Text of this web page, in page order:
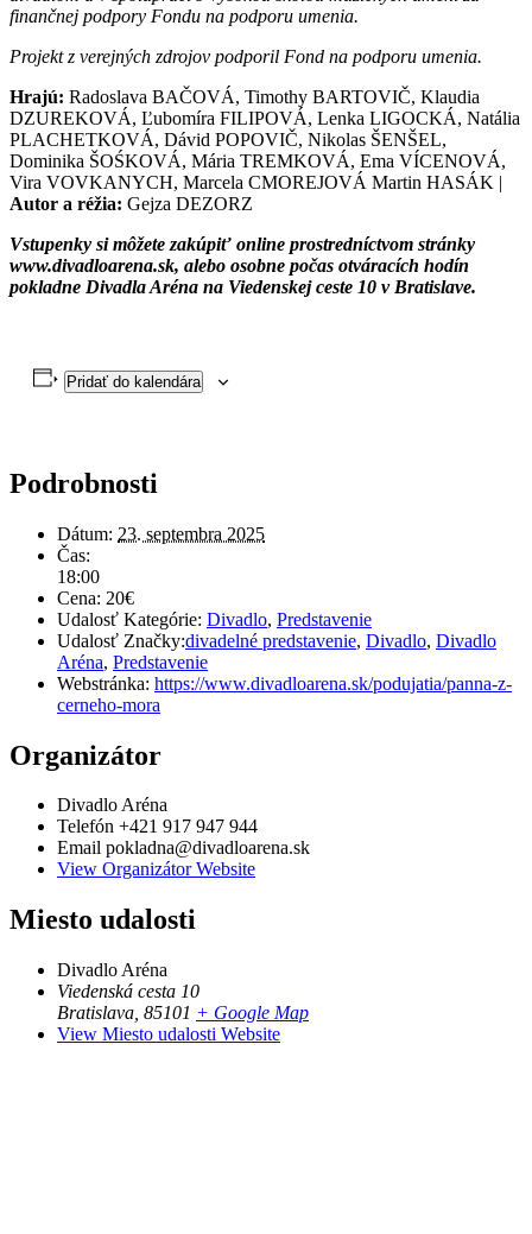
finančnej podpory Fondu na podporu umenia.
Projekt z verejných zdrojov podporil Fond na podporu umenia.
Hrajú: Radoslava BAČOVÁ, Timothy BARTOVIČ, Klaudia
DZUREKOVÁ, Ľubomíra FILIPOVÁ, Lenka LIGOCKÁ, Natália
PLACHETKOVÁ, Dávid POPOVIČ, Nikolas ŠENŠEL,
Dominika ŠOŚKOVÁ, Mária TREMKOVÁ, Ema VÍCENOVÁ,
Vira VOVKANYCH, Marcela CMOREJOVÁ Martin HASÁK |
Autor a réžia: Gejza DEZORZ
Vstupenky si môžete zakúpiť online prostredníctvom stránky
www.divadloarena.sk, alebo osobne počas otváracích hodín
pokladne Divadla Aréna na Viedenskej ceste 10 v Bratislave.
Pridať do kalendára
Podrobnosti
Dátum: 23. septembra 2025
Čas:
18:00
Cena: 20€
Udalosť Kategórie: Divadlo, Predstavenie
Udalosť Značky:divadelné predstavenie, Divadlo, Divadlo
Aréna, Predstavenie
Webstránka: https://www.divadloarena.sk/podujatia/panna-z-
cerneho-mora
Organizátor
Divadlo Aréna
Telefón +421 917 947 944
Email pokladna@divadloarena.sk
View Organizátor Website
Miesto udalosti
Divadlo Aréna
Viedenská cesta 10
Bratislava 85101 + Google Map
View Miesto udalosti Website